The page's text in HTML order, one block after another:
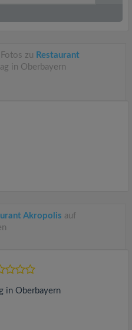
zu Restaurant
in Oberbayern
Akropolis auf
in Oberbayern